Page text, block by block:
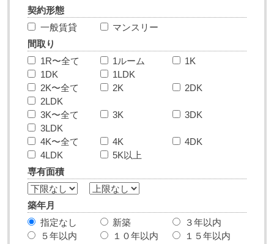
契約形態
一般賃貸
マンスリー
間取り
1R〜全て
1ルーム
1K
1DK
1LDK
2K〜全て
2K
2DK
2LDK
3K〜全て
3K
3DK
3LDK
4K〜全て
4K
4DK
4LDK
5K以上
専有面積
築年月
指定なし
新築
３年以内
５年以内
１０年以内
１５年以内